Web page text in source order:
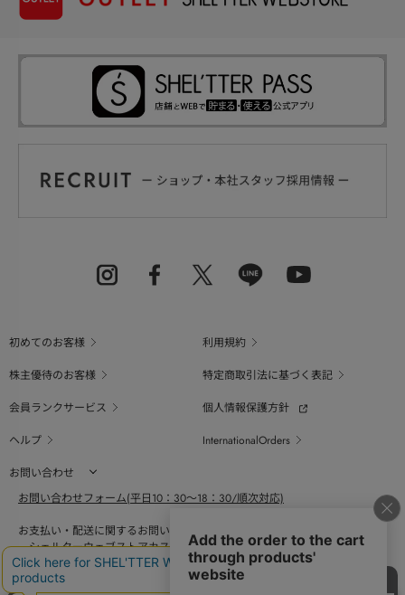
初めてのお客様
利用規約
株主優待のお客様
特定商取引法に基づく表記
会員ランクサービス
個人情報保護方針
ヘルプ
InternationalOrders
お問い合わせ
お問い合わせフォーム(平日10：30～18：30/順次対応)
お支払い・配送に関するお問い合わせ（平日10：30～18：00）
シェルターウェブストアカスタマーセンター
0800-123-6820
商品の素材、サイズ、仕様等に関するお問い合せ（平日10：30～18：00）